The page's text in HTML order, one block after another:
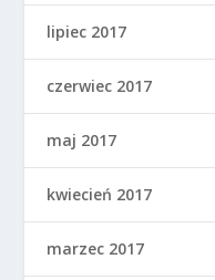
lipiec 2017
czerwiec 2017
maj 2017
kwiecień 2017
marzec 2017